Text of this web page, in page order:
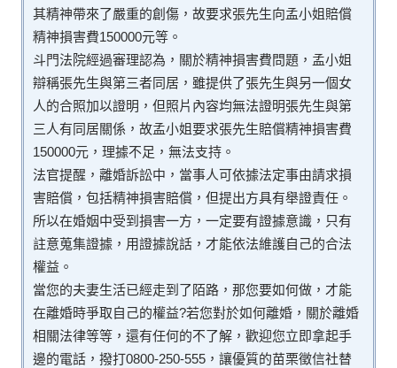
其精神帶來了嚴重的創傷，故要求張先生向孟小姐賠償
精神損害費150000元等。
斗門法院經過審理認為，關於精神損害費問題，孟小姐
辯稱張先生與第三者同居，雖提供了張先生與另一個女
人的合照加以證明，但照片內容均無法證明張先生與第
三人有同居關係，故孟小姐要求張先生賠償精神損害費
150000元，理據不足，無法支持。
法官提醒，離婚訴訟中，當事人可依據法定事由請求損
害賠償，包括精神損害賠償，但提出方具有舉證責任。
所以在婚姻中受到損害一方，一定要有證據意識，只有
註意蒐集證據，用證據說話，才能依法維護自己的合法
權益。
當您的夫妻生活已經走到了陌路，那您要如何做，才能
在離婚時爭取自己的權益?若您對於如何離婚，關於離婚
相關法律等等，還有任何的不了解，歡迎您立即拿起手
邊的電話，撥打0800-250-555，讓優質的苗栗徵信社替